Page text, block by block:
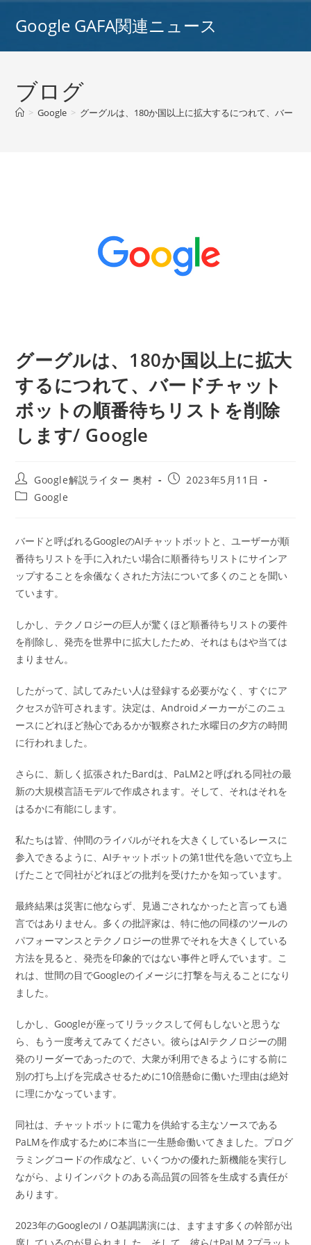
Google GAFA関連ニュース
ブログ
> Google > グーグルは、180か国以上に拡大するにつれて、バード
グーグルは、180か国以上に拡大
するにつれて、バードチャット
ボットの順番待ちリストを削除
します/ Google
投
稿
者:
Google解説ライター 奥村
投
2023年5月11日
投
テ
ゴ
リ
ー:
Google
バードと呼ばれるGoogleのAIチャットボットと、ユーザーが順
番待ちリストを手に入れたい場合に順番待ちリストにサインア
ップすることを余儀なくされた方法について多くのことを聞い
ています。
しかし、テクノロジーの巨人が驚くほど順番待ちリストの要件
を削除し、発売を世界中に拡大したため、それはもはや当ては
まりません。
したがって、試してみたい人は登録する必要がなく、すぐにア
クセスが許可されます。決定は、Androidメーカーがこのニュ
ースにどれほど熱心であるかが観察された水曜日の夕方の時間
に行われました。
さらに、新しく拡張されたBardは、PaLM2と呼ばれる同社の最
新の大規模言語モデルで作成されます。そして、それはそれを
はるかに有能にします。
私たちは皆、仲間のライバルがそれを大きくしているレースに
参入できるように、AIチャットボットの第1世代を急いで立ち上
げたことで同社がどれほどの批判を受けたかを知っています。
最終結果は災害に他ならず、見過ごされなかったと言っても過
言ではありません。多くの批評家は、特に他の同様のツールの
パフォーマンスとテクノロジーの世界でそれを大きくしている
方法を見ると、発売を印象的ではない事件と呼んでいます。こ
れは、世間の目でGoogleのイメージに打撃を与えることになり
ました。
しかし、Googleが座ってリラックスして何もしないと思うな
ら、もう一度考えてみてください。彼らはAIテクノロジーの開
発のリーダーであったので、大衆が利用できるようにする前に
別の打ち上げを完成させるために10倍懸命に働いた理由は絶対
に理にかなっています。
同社は、チャットボットに電力を供給する主なソースである
PaLMを作成するために本当に一生懸命働いてきました。プログ
ラミングコードの作成など、いくつかの優れた新機能を実行し
ながら、よりインパクトのある高品質の回答を生成する責任が
あります。
2023年のGoogleのI / O基調講演には、ますます多くの幹部が出